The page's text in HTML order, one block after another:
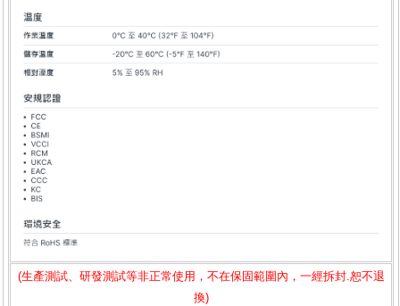
(生產測試、研發測試等非正常使用，不在保固範圍內，一經拆封.恕不退
換)